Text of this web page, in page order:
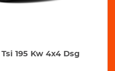
195 Kw 4x4 Dsg